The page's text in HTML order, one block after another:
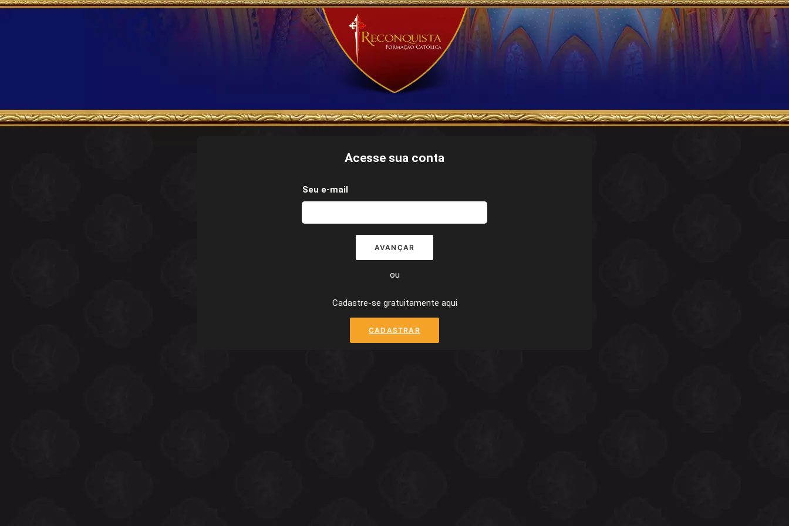
Acesse sua conta
Seu e-mail
AVANÇAR
ou
Cadastre-se gratuitamente aqui
CADASTRAR